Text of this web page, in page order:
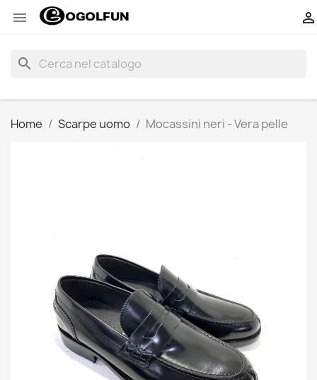
 
search
Home Scarpe uomo Mocassini neri - Vera pelle